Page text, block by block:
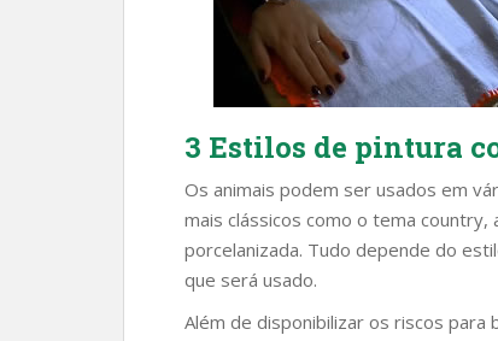
3 Estilos de pintura
Os animais podem ser usados em
mais clássicos como o tema
porcelanizada. Tudo depende do
que será usado.
Além de disponibilizar os riscos